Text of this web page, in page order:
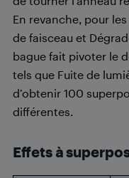
En revanche, pour
de faisceau et
bague fait pivoter le
tels que Fuite de
d’obtenir 100
différentes.
Effets à